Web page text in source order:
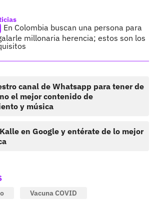
En Colombia buscan una persona para
millonaria herencia; estos son los
canal de Whatsapp para tener de
el mejor contenido de
y música
en Google y entérate de lo mejor
Vacuna COVID